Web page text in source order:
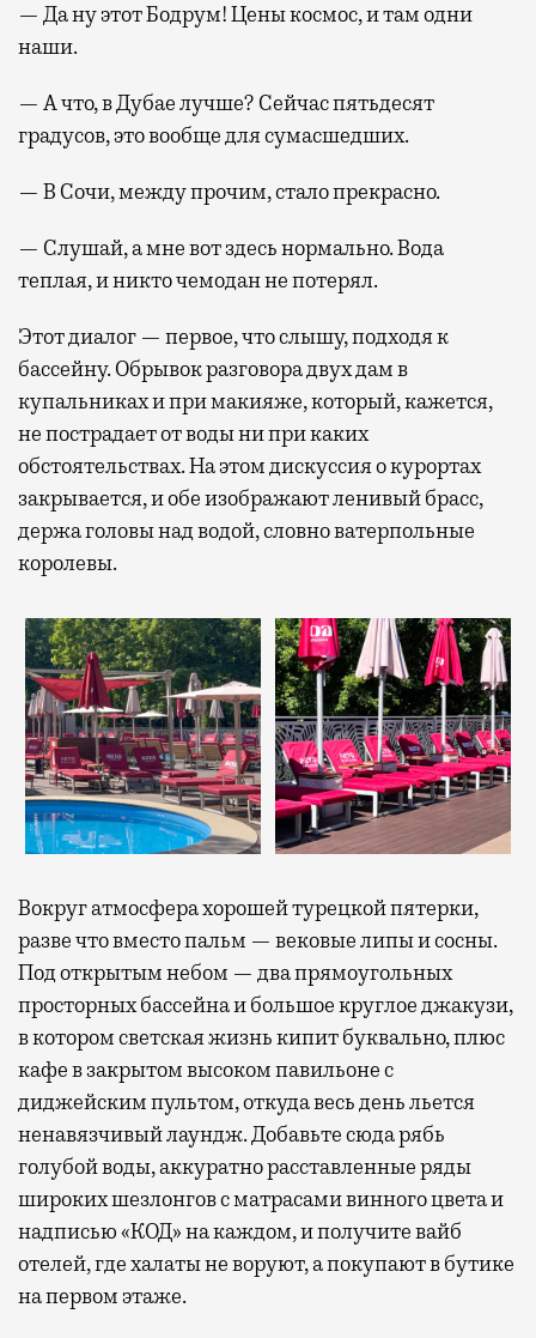
— Да ну этот Бодрум! Цены космос, и там одни
наши.
— А что, в Дубае лучше? Сейчас пятьдесят
градусов, это вообще для сумасшедших.
— В Сочи, между прочим, стало прекрасно.
— Слушай, а мне вот здесь нормально. Вода
теплая, и никто чемодан не потерял.
Этот диалог — первое, что слышу, подходя к
бассейну. Обрывок разговора двух дам в
купальниках и при макияже, который, кажется,
не пострадает от воды ни при каких
обстоятельствах. На этом дискуссия о курортах
закрывается, и обе изображают ленивый брасс,
держа головы над водой, словно ватерпольные
королевы.
Вокруг атмосфера хорошей турецкой пятерки,
разве что вместо пальм — вековые липы и сосны.
Под открытым небом — два прямоугольных
просторных бассейна и большое круглое джакузи,
в котором светская жизнь кипит буквально, плюс
кафе в закрытом высоком павильоне с
диджейским пультом, откуда весь день льется
ненавязчивый лаундж. Добавьте сюда рябь
голубой воды, аккуратно расставленные ряды
широких шезлонгов с матрасами винного цвета и
надписью «КОД» на каждом, и получите вайб
отелей, где халаты не воруют, а покупают в бутике
на первом этаже.